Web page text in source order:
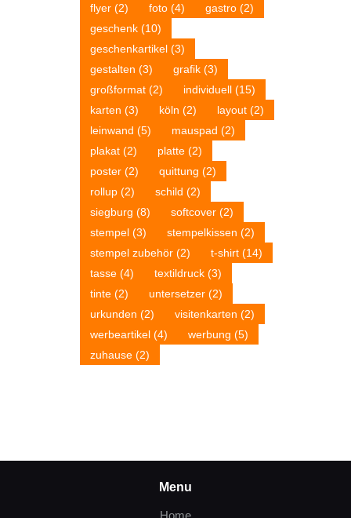
flyer (2) foto (4) gastro (2)
geschenk (10)
geschenkartikel (3)
gestalten (3) grafik (3)
großformat (2) individuell (15)
karten (3) köln (2) layout (2)
leinwand (5) mauspad (2)
plakat (2) platte (2)
poster (2) quittung (2)
rollup (2) schild (2)
siegburg (8) softcover (2)
stempel (3) stempelkissen (2)
stempel zubehör (2) t-shirt (14)
tasse (4) textildruck (3)
tinte (2) untersetzer (2)
urkunden (2) visitenkarten (2)
werbeartikel (4) werbung (5)
zuhause (2)
Menu
Home